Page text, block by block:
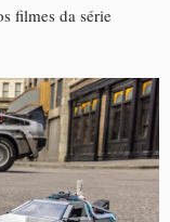
filmes da série